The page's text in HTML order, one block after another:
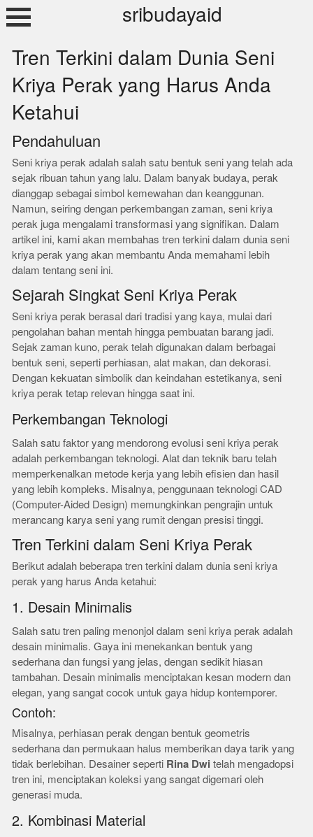
Skip
to
sribudayaid
Tren Terkini dalam Dunia Seni
Kriya Perak yang Harus Anda
Ketahui
Pendahuluan
Seni kriya perak adalah salah satu bentuk seni yang telah ada
sejak ribuan tahun yang lalu. Dalam banyak budaya, perak
dianggap sebagai simbol kemewahan dan keanggunan.
Namun, seiring dengan perkembangan zaman, seni kriya
perak juga mengalami transformasi yang signifikan. Dalam
artikel ini, kami akan membahas tren terkini dalam dunia seni
kriya perak yang akan membantu Anda memahami lebih
dalam tentang seni ini.
Sejarah Singkat Seni Kriya Perak
Seni kriya perak berasal dari tradisi yang kaya, mulai dari
pengolahan bahan mentah hingga pembuatan barang jadi.
Sejak zaman kuno, perak telah digunakan dalam berbagai
bentuk seni, seperti perhiasan, alat makan, dan dekorasi.
Dengan kekuatan simbolik dan keindahan estetikanya, seni
kriya perak tetap relevan hingga saat ini.
Perkembangan Teknologi
Salah satu faktor yang mendorong evolusi seni kriya perak
adalah perkembangan teknologi. Alat dan teknik baru telah
memperkenalkan metode kerja yang lebih efisien dan hasil
yang lebih kompleks. Misalnya, penggunaan teknologi CAD
(Computer-Aided Design) memungkinkan pengrajin untuk
merancang karya seni yang rumit dengan presisi tinggi.
Tren Terkini dalam Seni Kriya Perak
Berikut adalah beberapa tren terkini dalam dunia seni kriya
perak yang harus Anda ketahui:
1. Desain Minimalis
Salah satu tren paling menonjol dalam seni kriya perak adalah
desain minimalis. Gaya ini menekankan bentuk yang
sederhana dan fungsi yang jelas, dengan sedikit hiasan
tambahan. Desain minimalis menciptakan kesan modern dan
elegan, yang sangat cocok untuk gaya hidup kontemporer.
Contoh:
Misalnya, perhiasan perak dengan bentuk geometris
sederhana dan permukaan halus memberikan daya tarik yang
tidak berlebihan. Desainer seperti Rina Dwi telah mengadopsi
tren ini, menciptakan koleksi yang sangat digemari oleh
generasi muda.
2. Kombinasi Material